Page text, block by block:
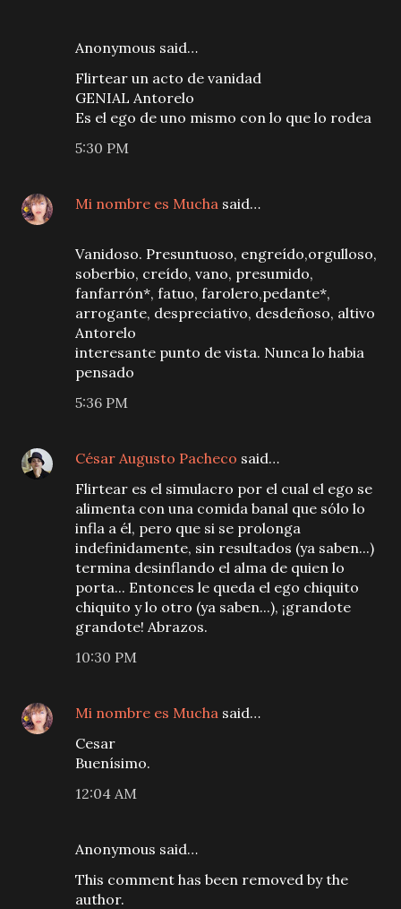
Anonymous said…
Flirtear un acto de vanidad
GENIAL Antorelo
Es el ego de uno mismo con lo que lo rodea
5:30 PM
Mi nombre es Mucha said…
Vanidoso. Presuntuoso, engreído,orgulloso,
soberbio, creído, vano, presumido,
fanfarrón*, fatuo, farolero,pedante*,
arrogante, despreciativo, desdeñoso, altivo
Antorelo
interesante punto de vista. Nunca lo habia
pensado
5:36 PM
César Augusto Pacheco said…
Flirtear es el simulacro por el cual el ego se
alimenta con una comida banal que sólo lo
infla a él, pero que si se prolonga
indefinidamente, sin resultados (ya saben...)
termina desinflando el alma de quien lo
porta... Entonces le queda el ego chiquito
chiquito y lo otro (ya saben...), ¡grandote
grandote! Abrazos.
10:30 PM
Mi nombre es Mucha said…
Cesar
Buenísimo.
12:04 AM
Anonymous said…
This comment has been removed by the
author.